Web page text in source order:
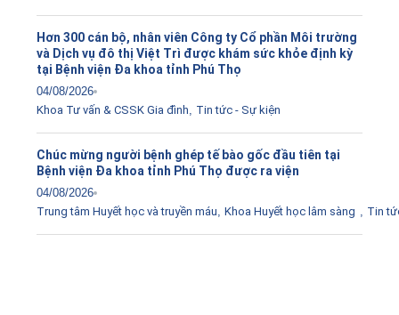
Hơn 300 cán bộ, nhân viên Công ty Cổ phần Môi trường
và Dịch vụ đô thị Việt Trì được khám sức khỏe định kỳ
tại Bệnh viện Đa khoa tỉnh Phú Thọ
04/08/2026
Khoa Tư vấn & CSSK Gia đình
Tin tức - Sự kiện
Chúc mừng người bệnh ghép tế bào gốc đầu tiên tại
Bệnh viện Đa khoa tỉnh Phú Thọ được ra viện
04/08/2026
Trung tâm Huyết học và truyền máu Khoa Huyết học lâm sàng Tin